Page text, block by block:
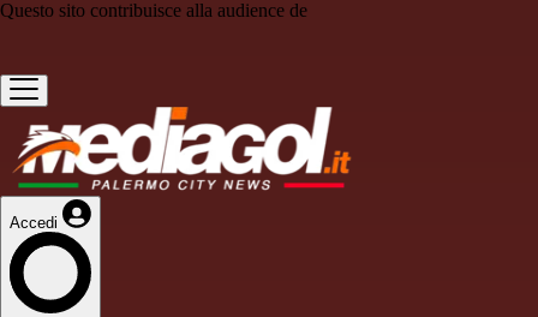
Questo sito contribuisce alla audience de
Accedi